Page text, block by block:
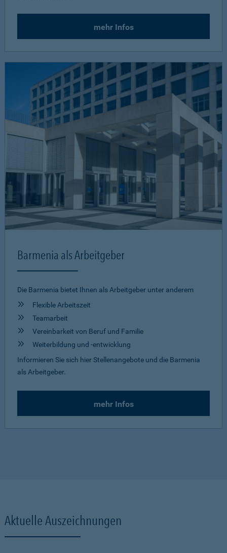
mehr Infos
Barmenia als Arbeitgeber
Die Barmenia bietet Ihnen als Arbeitgeber unter anderem
Flexible Arbeitszeit
Teamarbeit
Vereinbarkeit von Beruf und Familie
Weiterbildung und -entwicklung
Informieren Sie sich hier Stellenangebote und die Barmenia
als Arbeitgeber.
mehr Infos
Aktuelle Auszeichnungen